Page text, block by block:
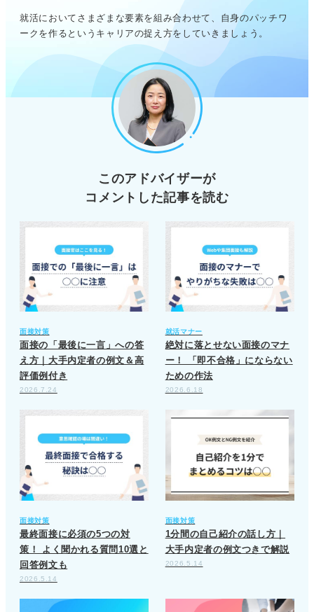
就活においてさまざまな要素を組み合わせて、自身のパッチワ
ークを作るというキャリアの捉え方をしていきましょう。
このアドバイザーが
コメントした記事を読む
面接対策
面接の「最後に一言」への答
え方｜大手内定者の例文＆高
評価例付き
2026.7.24
就活マナー
絶対に落とせない面接のマナ
ー！ 「即不合格」にならない
ための作法
2026.6.18
面接対策
最終面接に必須の5つの対
策！ よく聞かれる質問10選と
回答例文も
2026.5.14
面接対策
1分間の自己紹介の話し方｜
大手内定者の例文つきで解説
2026.5.14